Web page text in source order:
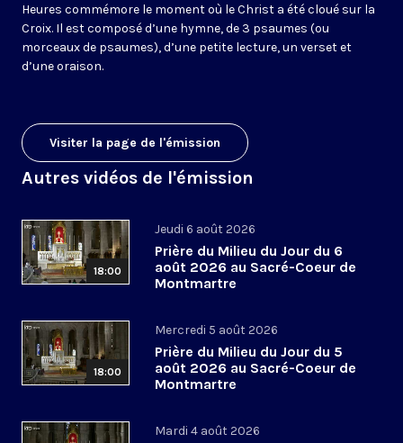
Heures commémore le moment où le Christ a été cloué sur la
Croix. Il est composé d’une hymne, de 3 psaumes (ou
morceaux de psaumes), d’une petite lecture, un verset et
d’une oraison.
Visiter la page de l'émission
Autres vidéos de l'émission
18:00
Jeudi 6 août 2026
Prière du Milieu du Jour du 6
août 2026 au Sacré-Coeur de
Montmartre
18:00
Mercredi 5 août 2026
Prière du Milieu du Jour du 5
août 2026 au Sacré-Coeur de
Montmartre
Mardi 4 août 2026